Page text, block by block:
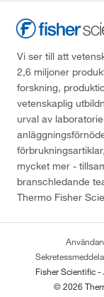
Vi ser till att
2,6 miljoner
forskning,
vetenskaplig
urval av
mycket mer -
branschledande
Thermo Fisher
Fisher Scientific
© 2026